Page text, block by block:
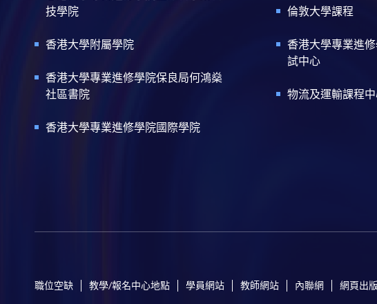
技學院
香港大學附屬學院
香港大學專業進修學院保良局何鴻燊
社區書院
香港大學專業進修學院國際學院
倫敦大學課程
香港大學專業進
試中心
物流及運輸課程
職位空缺 教學/報名中心地點 學員網站 教師網站 內聯網 網頁出